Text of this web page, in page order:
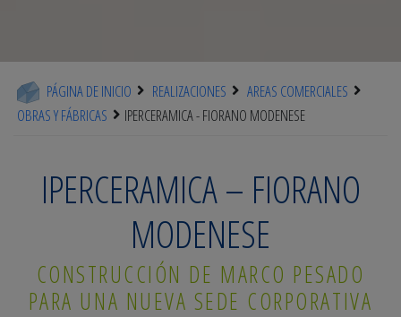
PÁGINA DE INICIO REALIZACIONES
AREAS COMERCIALES
OBRAS Y FÁBRICAS
IPERCERAMICA - FIORANO MODENESE
IPERCERAMICA – FIORANO
MODENESE
CONSTRUCCIÓN DE MARCO PESADO
PARA UNA NUEVA SEDE CORPORATIVA